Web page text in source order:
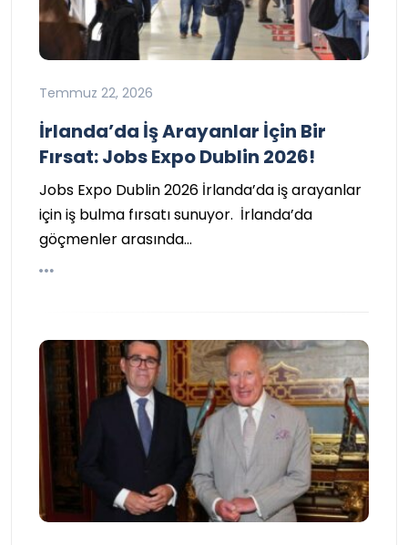
Temmuz 22, 2026
İrlanda’da İş Arayanlar İçin Bir
Fırsat: Jobs Expo Dublin 2026!
Jobs Expo Dublin 2026 İrlanda’da iş arayanlar
için iş bulma fırsatı sunuyor. İrlanda’da
göçmenler arasında…